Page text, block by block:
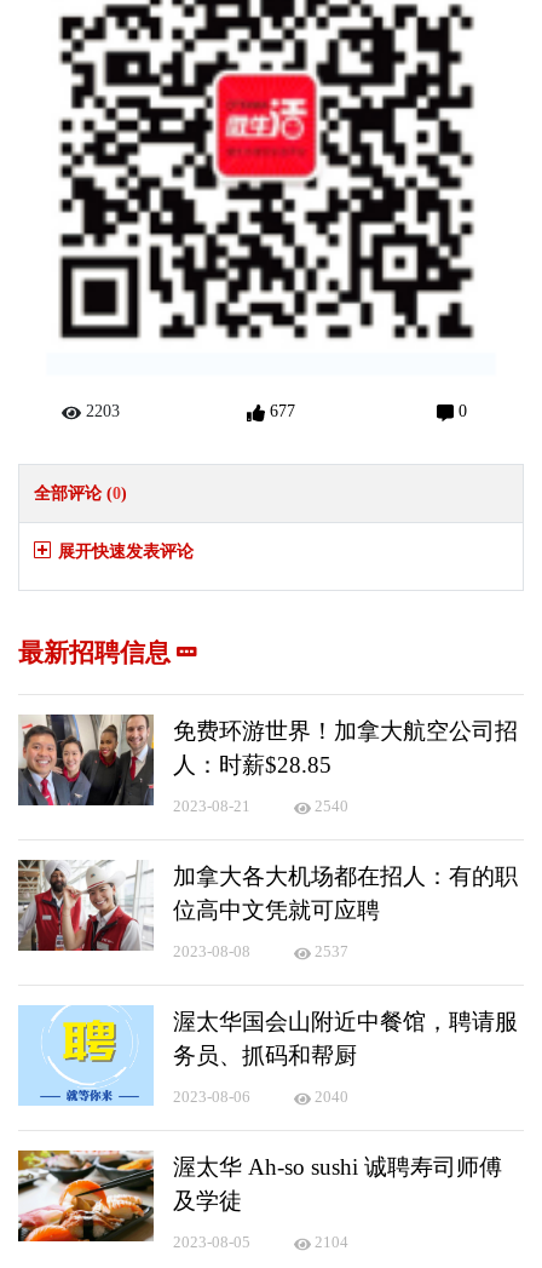
2203 677 0
全部评论 (0)
展开快速发表评论
最新招聘信息
免费环游世界！加拿大航空公司招
人：时薪$28.85
2023-08-21 2540
加拿大各大机场都在招人：有的职
位高中文凭就可应聘
2023-08-08 2537
渥太华国会山附近中餐馆，聘请服
务员、抓码和帮厨
2023-08-06 2040
渥太华 Ah-so sushi 诚聘寿司师傅
及学徒
2023-08-05 2104